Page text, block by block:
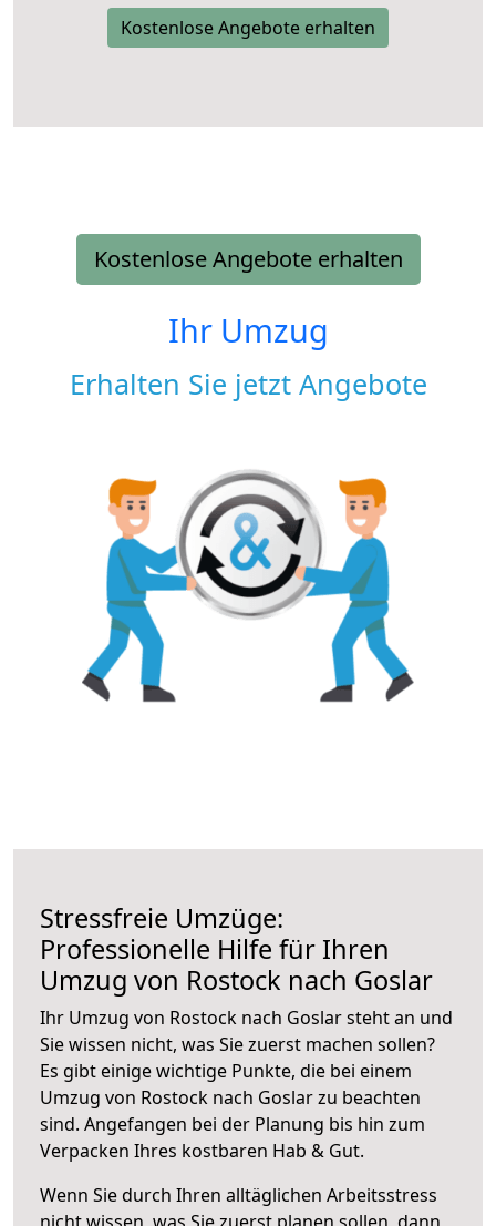
Kostenlose Angebote erhalten
Kostenlose Angebote erhalten
Ihr Umzug
Erhalten Sie jetzt Angebote
Stressfreie Umzüge:
Professionelle Hilfe für Ihren
Umzug von Rostock nach Goslar
Ihr Umzug von Rostock nach Goslar steht an und
Sie wissen nicht, was Sie zuerst machen sollen?
Es gibt einige wichtige Punkte, die bei einem
Umzug von Rostock nach Goslar zu beachten
sind. Angefangen bei der Planung bis hin zum
Verpacken Ihres kostbaren Hab & Gut.
Wenn Sie durch Ihren alltäglichen Arbeitsstress